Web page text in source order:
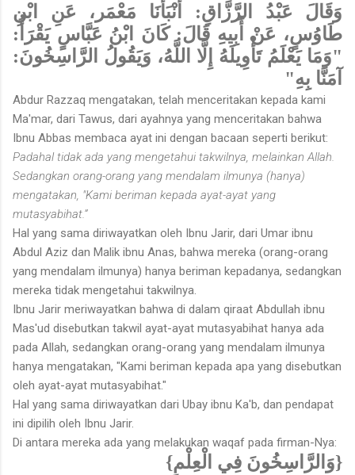
وَقَالَ عَبْدُ الرَّزَّاقِ: أَنْبَأَنَا مَعْمَر، عَنِ ابْنِ
طَاوُسٍ، عَنْ أَبِيهِ قَالَ: كَانَ ابْنُ عَبَّاسٍ يَقْرَأُ:
"وَمَا يَعْلَمُ تَأْوِيلَهُ إِلَّا اللَّهُ، وَيَقُولُ الرَّاسِخُونَ:
آمَنَّا بِهِ"
Abdur Razzaq mengatakan, telah menceritakan kepada kami
Ma'mar, dari Tawus, dari ayahnya yang menceritakan bahwa
Ibnu Abbas membaca ayat ini dengan bacaan seperti berikut:
Padahal tidak ada yang mengetahui takwilnya, melainkan Allah.
Sedangkan orang-orang yang mendalam ilmunya (hanya)
mengatakan, "Kami beriman kepada ayat-ayat yang
mutasyabihat.”
Hal yang sama diriwayatkan oleh Ibnu Jarir, dari Umar ibnu
Abdul Aziz dan Malik ibnu Anas, bahwa mereka (orang-orang
yang mendalam ilmunya) hanya beriman kepadanya, sedangkan
mereka tidak mengetahui takwilnya.
Ibnu Jarir meriwayatkan bahwa di dalam qiraat Abdullah ibnu
Mas'ud disebutkan takwil ayat-ayat mutasyabihat hanya ada
pada Allah, sedangkan orang-orang yang mendalam ilmunya
hanya mengatakan, "Kami beriman kepada apa yang disebutkan
oleh ayat-ayat mutasyabihat."
Hal yang sama diriwayatkan dari Ubay ibnu Ka'b, dan pendapat
ini dipilih oleh Ibnu Jarir.
Di antara mereka ada yang melakukan waqaf pada firman-Nya:
{وَالرَّاسِخُونَ فِي الْعِلْمِ}